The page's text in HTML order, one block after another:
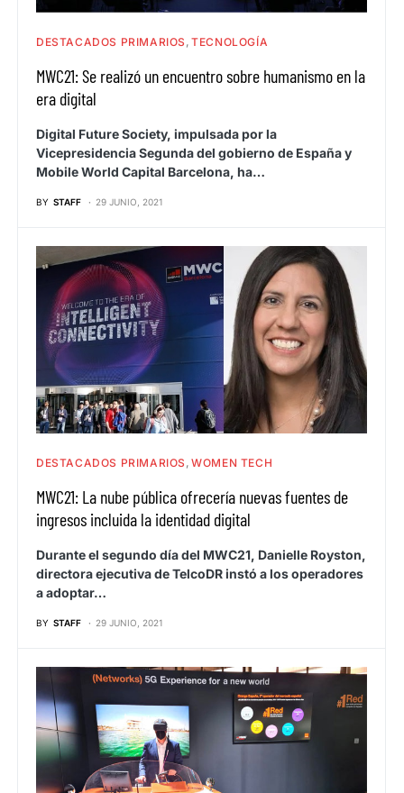
DESTACADOS PRIMARIOS TECNOLOGÍA
MWC21: Se realizó un encuentro sobre humanismo en la
era digital
Digital Future Society, impulsada por la
Vicepresidencia Segunda del gobierno de España y
Mobile World Capital Barcelona, ha…
BY STAFF 29 JUNIO, 2021
DESTACADOS PRIMARIOS WOMEN TECH
MWC21: La nube pública ofrecería nuevas fuentes de
ingresos incluida la identidad digital
Durante el segundo día del MWC21, Danielle Royston,
directora ejecutiva de TelcoDR instó a los operadores
a adoptar…
BY STAFF 29 JUNIO, 2021